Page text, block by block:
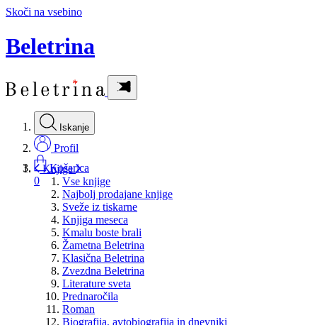
Skoči na vsebino
Beletrina
Iskanje
Profil
Košarica
0
Knjige
Vse knjige
Najbolj prodajane knjige
Sveže iz tiskarne
Knjiga meseca
Kmalu boste brali
Žametna Beletrina
Klasična Beletrina
Zvezdna Beletrina
Literature sveta
Prednaročila
Roman
Biografija, avtobiografija in dnevniki